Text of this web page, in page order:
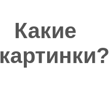
картинки?